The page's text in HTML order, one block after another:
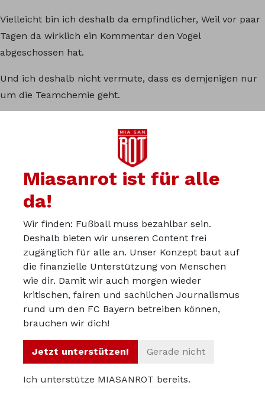
Vielleicht bin ich deshalb da empfindlicher, Weil vor paar
Tagen da wirklich ein Kommentar den Vogel
abgeschossen hat.
Und ich deshalb nicht vermute, dass es demjenigen nur
um die Teamchemie geht.
gesagt haben, Weil es im Frauenfußball generell ein
Problem mit einigen Fans in diese Richtung gibt und das
war jetzt der Anlass dafür.
OK, ich kenne jetzt nicht alle Posts, auf die du dich
beziehst (ich bin noch nicht so lange dabei).
Also ich kann nur für mich sprechen. Ob du mich
persönlich mit gemeint hast, kann ich nicht beurteilen.
Spiel der Bayern Frauen zusammen mit meiner Frau), ist
wenn ich ins Kino gehe: Ich möchte (gut) unterhalten
Miasanrot ist für alle
da!
Wir finden: Fußball muss bezahlbar sein.
Deshalb bieten wir unseren Content frei
zugänglich für alle an. Unser Konzept baut auf
die finanzielle Unterstützung von Menschen
wie dir. Damit wir auch morgen wieder
kritischen, fairen und sachlichen Journalismus
rund um den FC Bayern betreiben können,
brauchen wir dich!
Jetzt unterstützen! Gerade nicht
Ich unterstütze MIASANROT bereits.